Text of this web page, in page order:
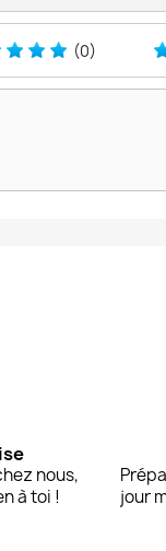
(0)
nous,
à toi !
jour